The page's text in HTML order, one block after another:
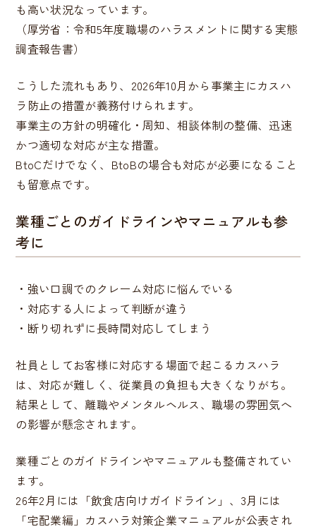
も高い状況なっています。
（厚労省：令和5年度職場のハラスメントに関する実態
調査報告書）
こうした流れもあり、2026年10月から事業主にカスハ
ラ防止の措置が義務付けられます。
事業主の方針の明確化・周知、相談体制の整備、迅速
かつ適切な対応が主な措置。
BtoCだけでなく、BtoBの場合も対応が必要になること
も留意点です。
業種ごとのガイドラインやマニュアルも参
考に
・強い口調でのクレーム対応に悩んでいる
・対応する人によって判断が違う
・断り切れずに長時間対応してしまう
社員としてお客様に対応する場面で起こるカスハラ
は、対応が難しく、従業員の負担も大きくなりがち。
結果として、離職やメンタルヘルス、職場の雰囲気へ
の影響が懸念されます。
業種ごとのガイドラインやマニュアルも整備されてい
ます。
26年2月には「飲食店向けガイドライン」、3月には
「宅配業編」カスハラ対策企業マニュアルが公表され